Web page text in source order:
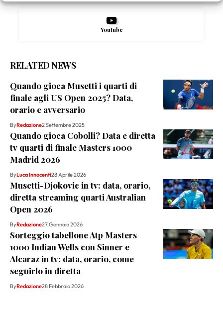
Youtube
RELATED NEWS
Quando gioca Musetti i quarti di
finale agli US Open 2025? Data,
orario e avversario
ByRedazione2 Settembre 2025
Quando gioca Cobolli? Data e diretta
tv quarti di finale Masters 1000
Madrid 2026
ByLuca Innocenti28 Aprile 2026
Musetti-Djokovic in tv: data, orario,
diretta streaming quarti Australian
Open 2026
ByRedazione27 Gennaio 2026
Sorteggio tabellone Atp Masters
1000 Indian Wells con Sinner e
Alcaraz in tv: data, orario, come
seguirlo in diretta
ByRedazione28 Febbraio 2026